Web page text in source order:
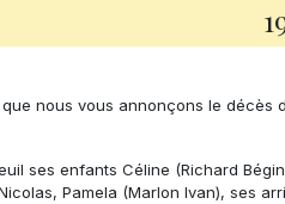
que nous vous annonçons le décès
ses enfants Céline (Richard
Pamela (Marlon Ivan), ses